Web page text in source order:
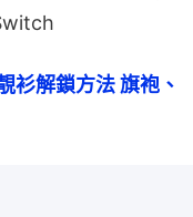
衫解鎖方法 旗袍、